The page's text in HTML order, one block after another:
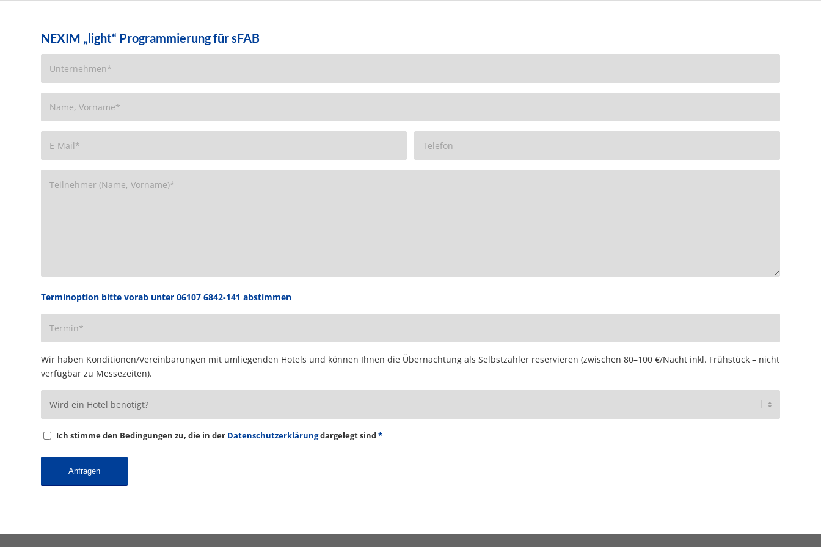
NEXIM „light“ Programmierung für sFAB
Terminoption bitte vorab unter 06107 6842-141 abstimmen
Wir haben Konditionen/Vereinbarungen mit umliegenden Hotels und können Ihnen die Übernachtung als Selbstzahler reservieren (zwischen 80–100 €/Nacht inkl. Frühstück – nicht
verfügbar zu Messezeiten).
Ich stimme den Bedingungen zu, die in der Datenschutzerklärungdargelegt sind*